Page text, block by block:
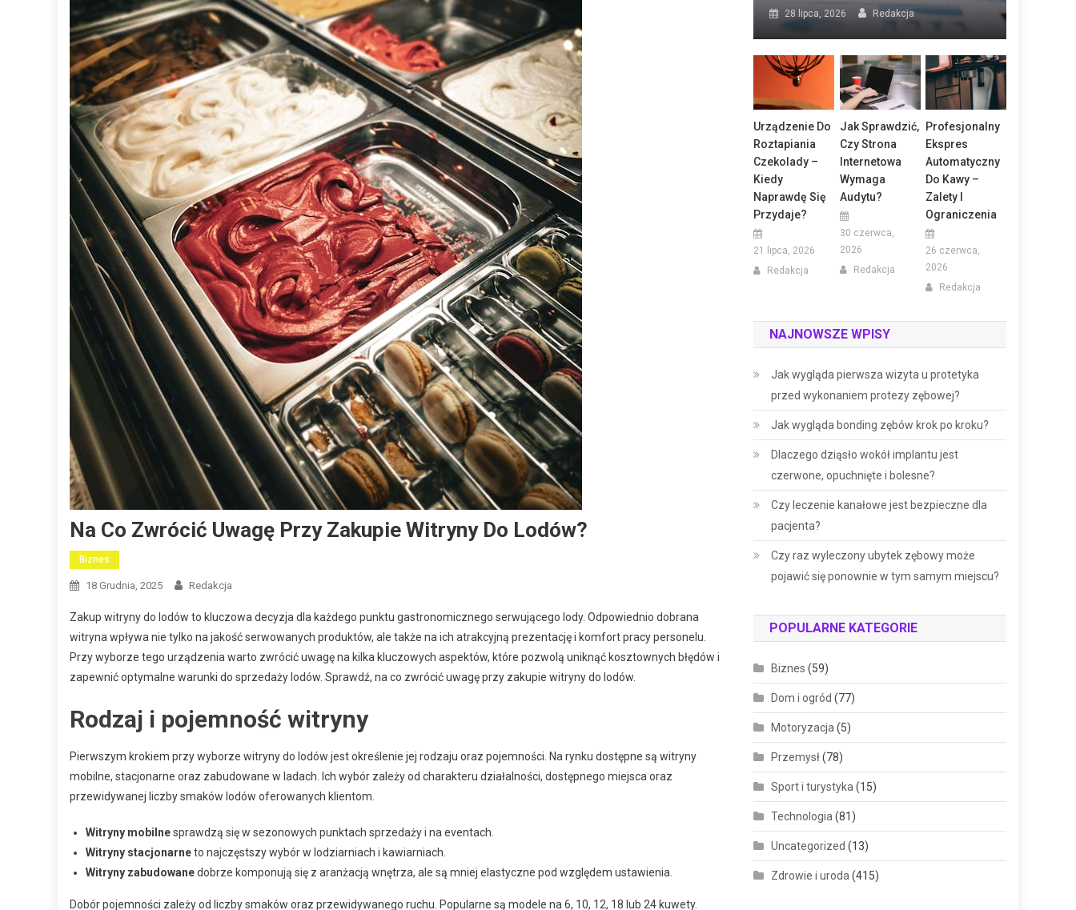
Na Co Zwrócić Uwagę Przy Zakupie Witryny Do Lodów?
Biznes
18 Grudnia, 2025 Redakcja
Zakup witryny do lodów to kluczowa decyzja dla każdego punktu gastronomicznego serwującego lody. Odpowiednio dobrana
witryna wpływa nie tylko na jakość serwowanych produktów, ale także na ich atrakcyjną prezentację i komfort pracy personelu.
Przy wyborze tego urządzenia warto zwrócić uwagę na kilka kluczowych aspektów, które pozwolą uniknąć kosztownych błędów i
zapewnić optymalne warunki do sprzedaży lodów. Sprawdź, na co zwrócić uwagę przy zakupie witryny do lodów.
Rodzaj i pojemność witryny
Pierwszym krokiem przy wyborze witryny do lodów jest określenie jej rodzaju oraz pojemności. Na rynku dostępne są witryny
mobilne, stacjonarne oraz zabudowane w ladach. Ich wybór zależy od charakteru działalności, dostępnego miejsca oraz
przewidywanej liczby smaków lodów oferowanych klientom.
Witryny mobilnesprawdzą się w sezonowych punktach sprzedaży i na eventach.
Witryny stacjonarneto najczęstszy wybór w lodziarniach i kawiarniach.
Witryny zabudowanedobrze komponują się z aranżacją wnętrza, ale są mniej elastyczne pod względem ustawienia.
Dobór pojemności zależy od liczby smaków oraz przewidywanego ruchu. Popularne są modele na 6, 10, 12, 18 lub 24 kuwety.
28 lipca, 2026 Redakcja
Urządzenie Do
Roztapiania
Czekolady –
Kiedy
Naprawdę Się
Przydaje?
21 lipca, 2026
Redakcja
Jak Sprawdzić,
Czy Strona
Internetowa
Wymaga
Audytu?
30 czerwca,
2026
Redakcja
Profesjonalny
Ekspres
Automatyczny
Do Kawy –
Zalety I
Ograniczenia
26 czerwca,
2026
Redakcja
NAJNOWSZE WPISY
Jak wygląda pierwsza wizyta u protetyka
przed wykonaniem protezy zębowej?
Jak wygląda bonding zębów krok po kroku?
Dlaczego dziąsło wokół implantu jest
czerwone, opuchnięte i bolesne?
Czy leczenie kanałowe jest bezpieczne dla
pacjenta?
Czy raz wyleczony ubytek zębowy może
pojawić się ponownie w tym samym miejscu?
POPULARNE KATEGORIE
Biznes (59)
Dom i ogród (77)
Motoryzacja(5)
Przemysł(78)
Sport i turystyka(15)
Technologia(81)
Uncategorized (13)
Zdrowie i uroda(415)